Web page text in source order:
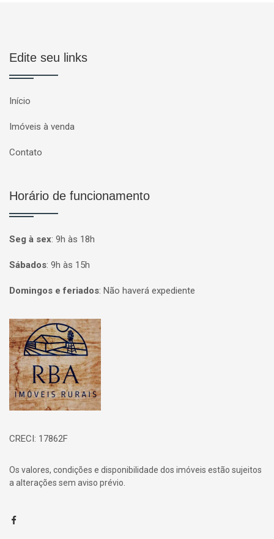
Edite seu links
Início
Imóveis à venda
Contato
Horário de funcionamento
Seg à sex: 9h às 18h
Sábados: 9h às 15h
Domingos e feriados: Não haverá expediente
Página inicial
CRECI: 17862F
Os valores, condições e disponibilidade dos imóveis estão sujeitos
a alterações sem aviso prévio.
Facebook